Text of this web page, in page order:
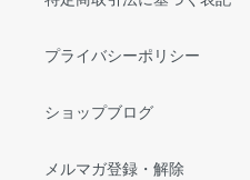
プライバシーポリシー
ショップブログ
メルマガ登録・解除